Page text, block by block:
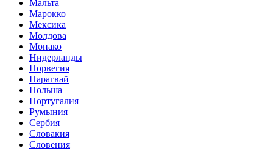
Мальта
Марокко
Мексика
Молдова
Монако
Нидерланды
Норвегия
Парагвай
Польша
Португалия
Румыния
Сербия
Словакия
Словения